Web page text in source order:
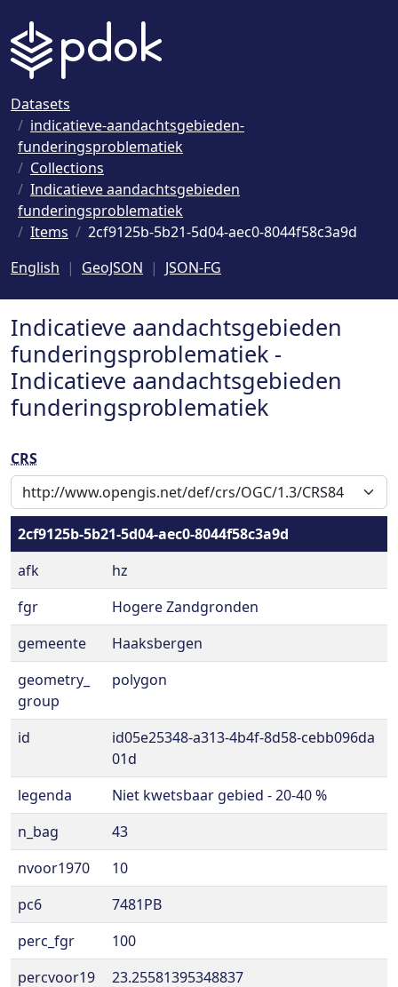
Datasets
indicatieve-aandachtsgebieden-
funderingsproblematiek
Collections
Indicatieve aandachtsgebieden
funderingsproblematiek
Items
2cf9125b-5b21-5d04-aec0-8044f58c3a9d
English
GeoJSON JSON-FG
Indicatieve aandachtsgebieden
funderingsproblematiek -
Indicatieve aandachtsgebieden
funderingsproblematiek
CRS
2cf9125b-5b21-5d04-aec0-8044f58c3a9d
afk
hz
fgr
Hogere Zandgronden
gemeente
Haaksbergen
geometry_
group
polygon
id
id05e25348-a313-4b4f-8d58-cebb096da
01d
legenda
Niet kwetsbaar gebied - 20-40 %
n_bag
43
nvoor1970
10
pc6
7481PB
perc_fgr
100
percvoor19
23.25581395348837